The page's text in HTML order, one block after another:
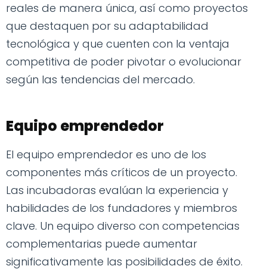
reales de manera única, así como proyectos
que destaquen por su adaptabilidad
tecnológica y que cuenten con la ventaja
competitiva de poder pivotar o evolucionar
según las tendencias del mercado.
Equipo emprendedor
El equipo emprendedor es uno de los
componentes más críticos de un proyecto.
Las incubadoras evalúan la experiencia y
habilidades de los fundadores y miembros
clave. Un equipo diverso con competencias
complementarias puede aumentar
significativamente las posibilidades de éxito.